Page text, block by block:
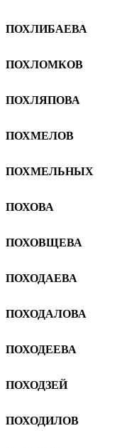
ПОХЛИБАЕВА
ПОХЛОМКОВ
ПОХЛЯПОВА
ПОХМЕЛОВ
ПОХМЕЛЬНЫХ
ПОХОВА
ПОХОВЩЕВА
ПОХОДАЕВА
ПОХОДАЛОВА
ПОХОДЕЕВА
ПОХОДЗЕЙ
ПОХОДИЛОВ